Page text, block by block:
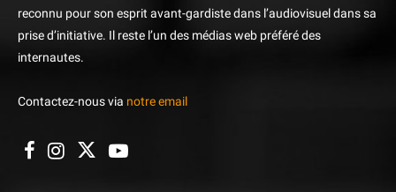
reconnu pour son esprit avant-gardiste dans l’audiovisuel dans sa
prise d’initiative. Il reste l’un des médias web préféré des
internautes.
Contactez-nous via notre email